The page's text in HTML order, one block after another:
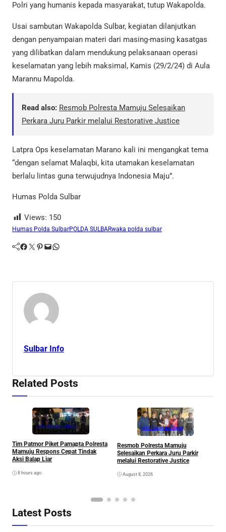
Polri yang humanis kepada masyarakat, tutup Wakapolda.
Usai sambutan Wakapolda Sulbar, kegiatan dilanjutkan
dengan penyampaian materi dari masing-masing kasatgas
yang dilibatkan dalam mendukung pelaksanaan operasi
keselamatan yang lebih maksimal, Kamis (29/2/24) di Aula
Marannu Mapolda.
Read also: Resmob Polresta Mamuju Selesaikan
Perkara Juru Parkir melalui Restorative Justice
Latpra Ops keselamatan Marano kali ini mengangkat tema
“dengan selamat Malaqbi, kita utamakan keselamatan
berlalu lintas guna terwujudnya Indonesia Maju”.
Humas Polda Sulbar
Views: 150
Humas Polda SulbarPOLDA SULBARwaka polda sulbar
Facebook Twitter Pinterest Mail WhatsApp
Sulbar Info
Related Posts
Info Sulawesi Barat
Tim Patmor Piket Pamapta Polresta
Mamuju Respons Cepat Tindak
Aksi Balap Liar
8 hours ago
Info Sulawesi Barat
Resmob Polresta Mamuju
Selesaikan Perkara Juru Parkir
melalui Restorative Justice
August 8, 2026
Latest Posts